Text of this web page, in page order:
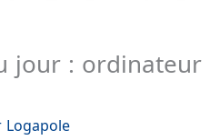
jour : ordinateur
Logapole